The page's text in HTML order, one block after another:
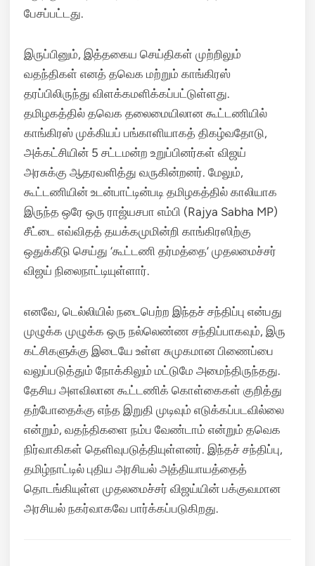
பேசப்பட்டது.
இருப்பினும், இத்தகைய செய்திகள் முற்றிலும்
வதந்திகள் எனத் தவெக மற்றும் காங்கிரஸ்
தரப்பிலிருந்து விளக்கமளிக்கப்பட்டுள்ளது.
தமிழகத்தில் தவெக தலைமையிலான கூட்டணியில்
காங்கிரஸ் முக்கியப் பங்காளியாகத் திகழ்வதோடு,
அக்கட்சியின் 5 சட்டமன்ற உறுப்பினர்கள் விஜய்
அரசுக்கு ஆதரவளித்து வருகின்றனர். மேலும்,
கூட்டணியின் உடன்பாட்டின்படி தமிழகத்தில் காலியாக
இருந்த ஒரே ஒரு ராஜ்யசபா எம்பி (Rajya Sabha MP)
சீட்டை எவ்விதத் தயக்கமுமின்றி காங்கிரஸிற்கு
ஒதுக்கீடு செய்து ‘கூட்டணி தர்மத்தை’ முதலமைச்சர்
விஜய் நிலைநாட்டியுள்ளார்.
எனவே, டெல்லியில் நடைபெற்ற இந்தச் சந்திப்பு என்பது
முழுக்க முழுக்க ஒரு நல்லெண்ண சந்திப்பாகவும், இரு
கட்சிகளுக்கு இடையே உள்ள சுமுகமான பிணைப்பை
வலுப்படுத்தும் நோக்கிலும் மட்டுமே அமைந்திருந்தது.
தேசிய அளவிலான கூட்டணிக் கொள்கைகள் குறித்து
தற்போதைக்கு எந்த இறுதி முடிவும் எடுக்கப்படவில்லை
என்றும், வதந்திகளை நம்ப வேண்டாம் என்றும் தவெக
நிர்வாகிகள் தெளிவுபடுத்தியுள்ளனர். இந்தச் சந்திப்பு,
தமிழ்நாட்டில் புதிய அரசியல் அத்தியாயத்தைத்
தொடங்கியுள்ள முதலமைச்சர் விஜய்யின் பக்குவமான
அரசியல் நகர்வாகவே பார்க்கப்படுகிறது.